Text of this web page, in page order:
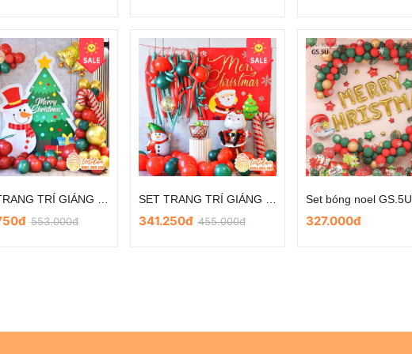
553.000đ 341.250đ455.000đ
Set bóng noel GS.5U
327.000đ